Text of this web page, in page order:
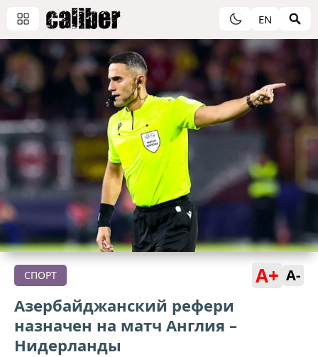
EN
СПОРТ A+ A-
Азербайджанский рефери
назначен на матч Англия –
Нидерланды